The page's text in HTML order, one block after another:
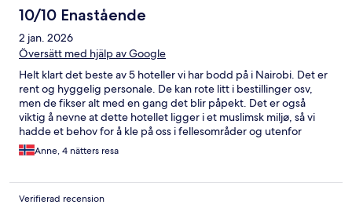
10/10 Enastående
2 jan. 2026
Översätt med hjälp av Google
Helt klart det beste av 5 hoteller vi har bodd på i Nairobi. Det er
rent og hyggelig personale. De kan rote litt i bestillinger osv,
men de fikser alt med en gang det blir påpekt. Det er også
viktig å nevne at dette hotellet ligger i et muslimsk miljø, så vi
hadde et behov for å kle på oss i fellesområder og utenfor
hotellet. Vi solte oss i bikini ved bassenget og det oppleves som
ok.
Anne, 4 nätters resa
Verifierad recension